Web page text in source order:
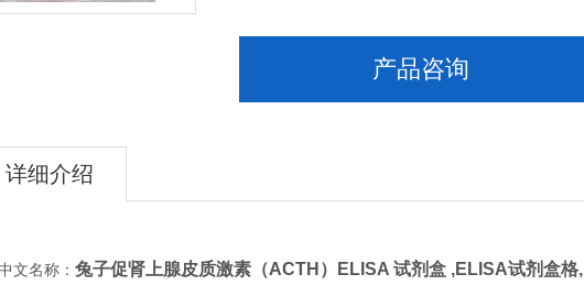
产品咨询
详细介绍
文名称： 兔子促肾上腺皮质激素（ACTH）ELISA 试剂盒 ,ELISA试剂盒